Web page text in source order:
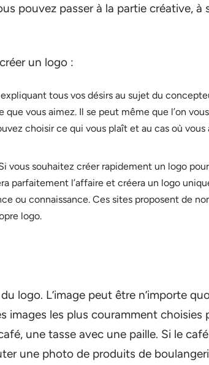
pouvez passer à la partie créative, à
un logo :
tous vos désirs au sujet du
vous aimez. Il se peut même que l’on
choisir ce qui vous plaît et au cas où vous
vous souhaitez créer rapidement un logo
parfaitement l’affaire et créera un logo
ou connaissance. Ces sites proposent de
logo.
logo. L’image peut être n’importe
images les plus couramment choisies
une tasse avec une paille. Si le
une photo de produits de